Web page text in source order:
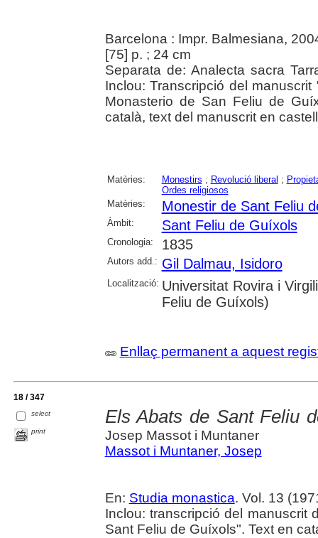
Barcelona : Impr. Balmesiana,
[75] p. ; 24 cm
Separata de: Analecta sacra
Inclou: Transcripció del
Monasterio de San Feliu de
català, text del manuscrit en
Matèries: Monestirs ; Revolució liberal ;
Ordes religiosos
Matèries:
Monestir de Sant Feliu
Àmbit: Sant Feliu de Guíxols
Cronologia: 1835
Autors add.: Gil Dalmau, Isidoro
Localització: Universitat Rovira i
Feliu de Guíxols)
Enllaç permanent a aquest
18 / 347
select
print
Els Abats de Sant Feliu
Josep Massot i Muntaner
Massot i Muntaner, Josep
En: Studia monastica. Vol. 13
Inclou: transcripció del manuscrit
Sant Feliu de Guíxols". Text en